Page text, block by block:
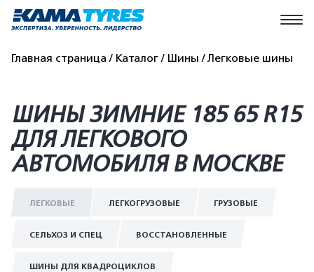
Главная страница Каталог Шины Легковые шины
ШИНЫ ЗИМНИЕ 185 65 R15
ДЛЯ ЛЕГКОВОГО
АВТОМОБИЛЯ В МОСКВЕ
ЛЕГКОВЫЕ ЛЕГКОГРУЗОВЫЕ ГРУЗОВЫЕ
СЕЛЬХОЗ И СПЕЦ ВОССТАНОВЛЕННЫЕ
ШИНЫ ДЛЯ КВАДРОЦИКЛОВ